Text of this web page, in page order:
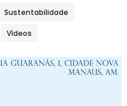
Sustentabilidade
Vídeos